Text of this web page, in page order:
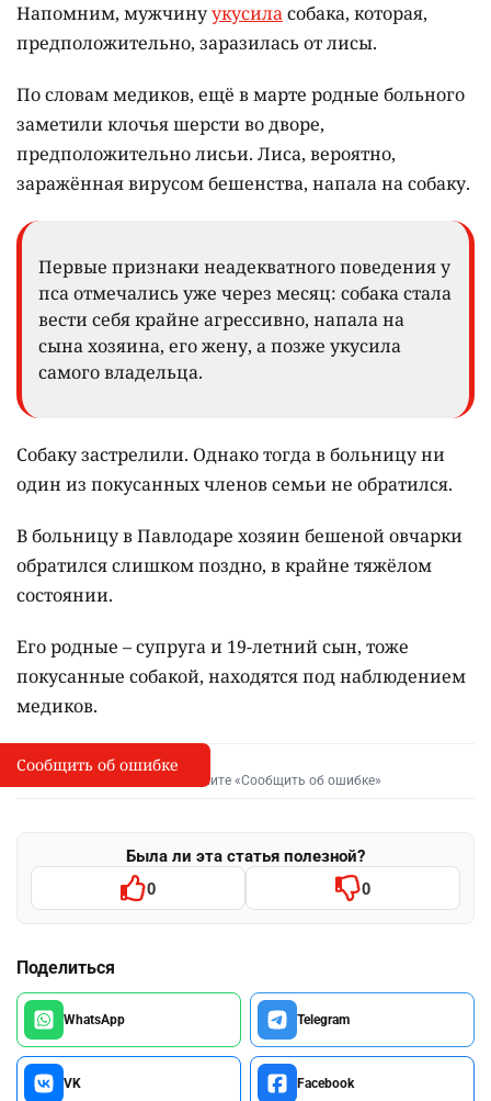
Напомним, мужчинуукусиласобака, которая,
предположительно, заразилась от лисы.
По словам медиков, ещё в марте родные больного
заметили клочья шерсти во дворе,
предположительно лисьи. Лиса, вероятно,
заражённая вирусом бешенства, напала на собаку.
Первые признаки неадекватного поведения у
пса отмечались уже через месяц: собака стала
вести себя крайне агрессивно, напала на
сына хозяина, его жену, а позже укусила
самого владельца.
Собаку застрелили. Однако тогда в больницу ни
один из покусанных членов семьи не обратился.
В больницу в Павлодаре хозяин бешеной овчарки
обратился слишком поздно, в крайне тяжёлом
состоянии.
Его родные – супруга и 19-летний сын, тоже
покусанные собакой, находятся под наблюдением
медиков.
I
Сообщить об опечатке
Выделите фрагмент и нажмите «Сообщить об ошибке»
Была ли эта статья полезной?
0 0
Поделиться
WhatsApp Telegram
VK Facebook
Сообщить об ошибке